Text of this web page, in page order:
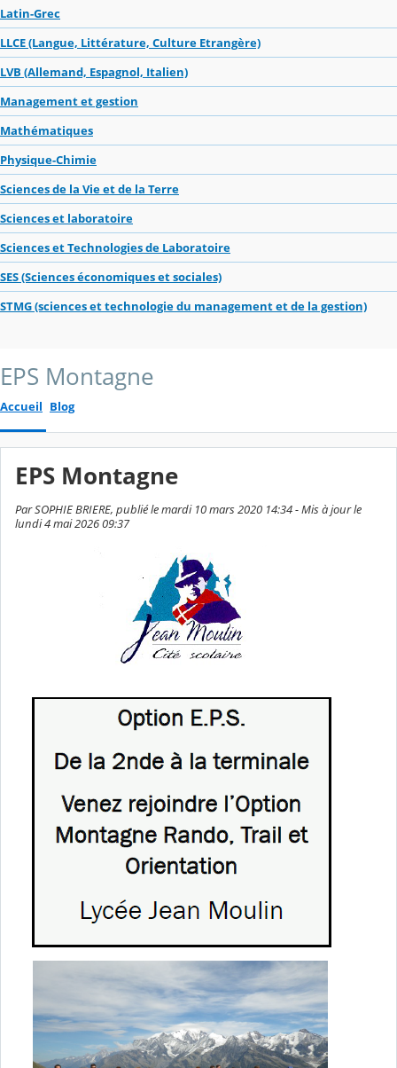
Latin-Grec
LLCE (Langue, Littérature, Culture Etrangère)
LVB (Allemand, Espagnol, Italien)
Management et gestion
Mathématiques
Physique-Chimie
Sciences de la Vie et de la Terre
Sciences et laboratoire
Sciences et Technologies de Laboratoire
SES (Sciences économiques et sociales)
STMG (sciences et technologie du management et de la gestion)
EPS Montagne
Accueil Blog
EPS Montagne
Par SOPHIE BRIERE, publié le mardi 10 mars 2020 14:34 - Mis à jour le
lundi 4 mai 2026 09:37